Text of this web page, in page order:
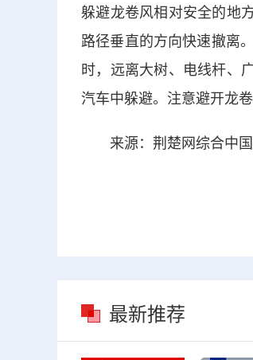
躲避龙卷风相对安全的地
路径垂直的方向快速撤离
时，远离大树、电线杆、
汽车中躲避。注意避开龙
来源：荆楚网综合中国
最新推荐